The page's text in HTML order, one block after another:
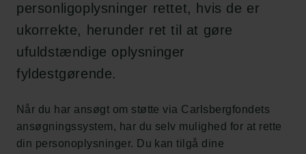
personligoplysninger rettet, hvis de er
ukorrekte, herunder ret til at gøre
ufuldstændige oplysninger
fyldestgørende.
Når du har ansøgt om støtte via Carlsbergfondets
ansøgningssystem, har du selv mulighed for at rette
din personoplysninger. Du kan tilgå dine
Tuborgfondet
Ny Carlsbergfondet
Carlsbergfondet
1553 København V
+45 33 43 53 63